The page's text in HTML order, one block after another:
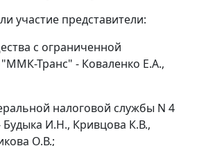
участие представители:
с ограниченной
Транс" - Коваленко Е.А.,
налоговой службы N 4
И.Н., Кривцова К.В.,
О.В.;